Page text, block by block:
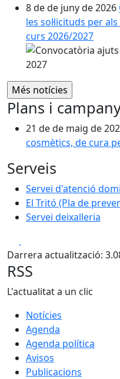
8 de de juny de 2026
les sol·licituds per
curs 2026/2027
Plans i
21 de de maig de
cosmètics, de cura
Serveis
Servei d'atenció
El Tritó (Pla de
Servei deixalleria
Darrera actualització:
RSS
L'actualitat a un clic
Notícies
Agenda
Agenda política
Avisos
Publicacions